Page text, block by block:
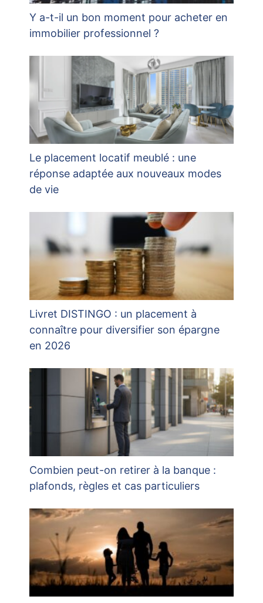
Y a-t-il un bon moment pour acheter en
immobilier professionnel ?
Le placement locatif meublé : une
réponse adaptée aux nouveaux modes
de vie
Livret DISTINGO : un placement à
connaître pour diversifier son épargne
en 2026
Combien peut-on retirer à la banque :
plafonds, règles et cas particuliers